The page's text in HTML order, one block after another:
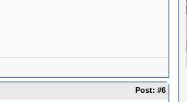
Post:#6